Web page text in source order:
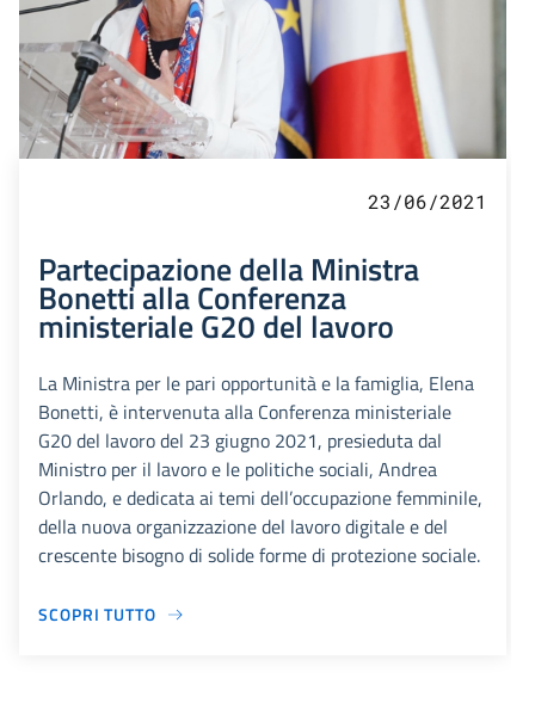
23/06/2021
Partecipazione della Ministra
Bonetti alla Conferenza
ministeriale G20 del lavoro
La Ministra per le pari opportunità e la famiglia, Elena
Bonetti, è intervenuta alla Conferenza ministeriale
G20 del lavoro del 23 giugno 2021, presieduta dal
Ministro per il lavoro e le politiche sociali, Andrea
Orlando, e dedicata ai temi dell’occupazione femminile,
della nuova organizzazione del lavoro digitale e del
crescente bisogno di solide forme di protezione sociale.
SCOPRI TUTTO